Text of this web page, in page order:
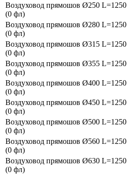
Воздуховод прямошов Ø250 L=1250
(0 фл)
Воздуховод прямошов Ø280 L=1250
(0 фл)
Воздуховод прямошов Ø315 L=1250
(0 фл)
Воздуховод прямошов Ø355 L=1250
(0 фл)
Воздуховод прямошов Ø400 L=1250
(0 фл)
Воздуховод прямошов Ø450 L=1250
(0 фл)
Воздуховод прямошов Ø500 L=1250
(0 фл)
Воздуховод прямошов Ø560 L=1250
(0 фл)
Воздуховод прямошов Ø630 L=1250
(0 фл)